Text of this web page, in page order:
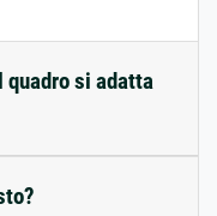
quadro si adatta